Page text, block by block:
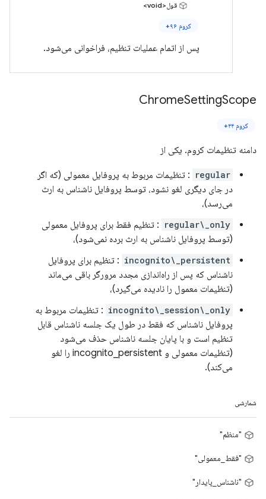
قول<void>
کروم ۹۶+
پس از اتمام عملیات تنظیم، فراخوانی می‌شود.
ChromeSettingScope
کروم ۴۴+
دامنه تنظیمات کروم. یکی از
regular : تنظیمات مربوط به پروفایل معمولی (که اگر
در جای دیگری لغو نشود، توسط پروفایل ناشناس به ارث
می‌رسد)،
regular\_only : تنظیم فقط برای پروفایل معمولی
(توسط پروفایل ناشناس به ارث برده نمی‌شود)،
incognito\_persistent : تنظیم برای پروفایل
ناشناس که پس از راه‌اندازی مجدد مرورگر باقی می‌ماند
(تنظیمات معمول را نادیده می‌گیرد)،
incognito\_session\_only : تنظیمات مربوط به
پروفایل ناشناس که فقط در طول یک جلسه ناشناس قابل
تنظیم است و با پایان جلسه ناشناس حذف می‌شود
(تنظیمات معمولی و incognito_persistent را لغو
می‌کند).
شمارشی
"منظم"
"فقط_معمولی"
"ناشناس_پایدار"